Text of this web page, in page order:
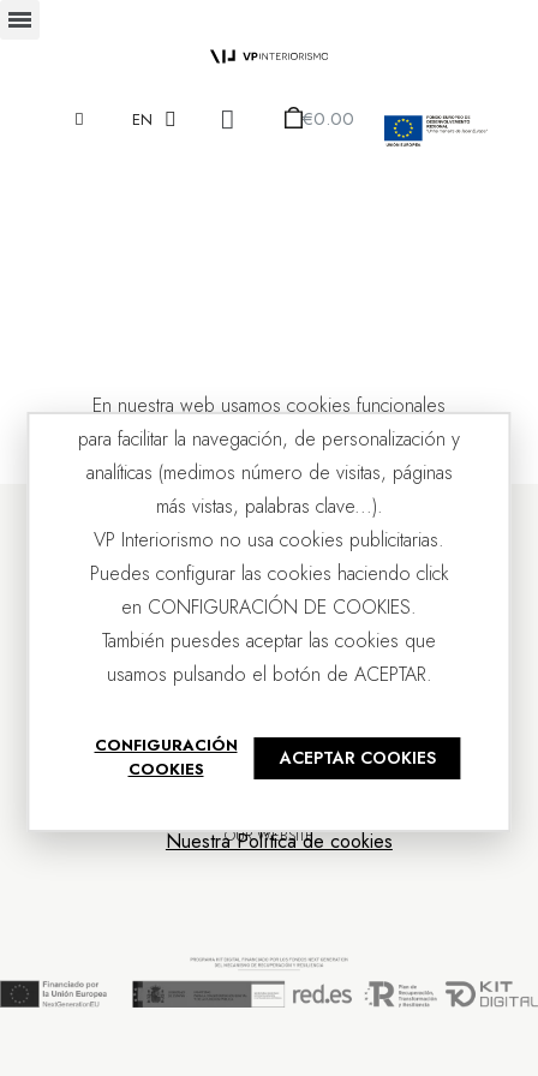
EN €0.00
OUR COMPANY
CUSTOMER SERVICE
OUR WEBSITE
En nuestra web usamos cookies funcionales
para facilitar la navegación, de personalización y
analíticas (medimos número de visitas, páginas
más vistas, palabras clave...).
VP Interiorismo no usa cookies publicitarias.
Puedes configurar las cookies haciendo click
en CONFIGURACIÓN DE COOKIES.
También puesdes aceptar las cookies que
usamos pulsando el botón de ACEPTAR.
CONFIGURACIÓN
COOKIES
ACEPTAR COOKIES
Nuestra Política de cookies